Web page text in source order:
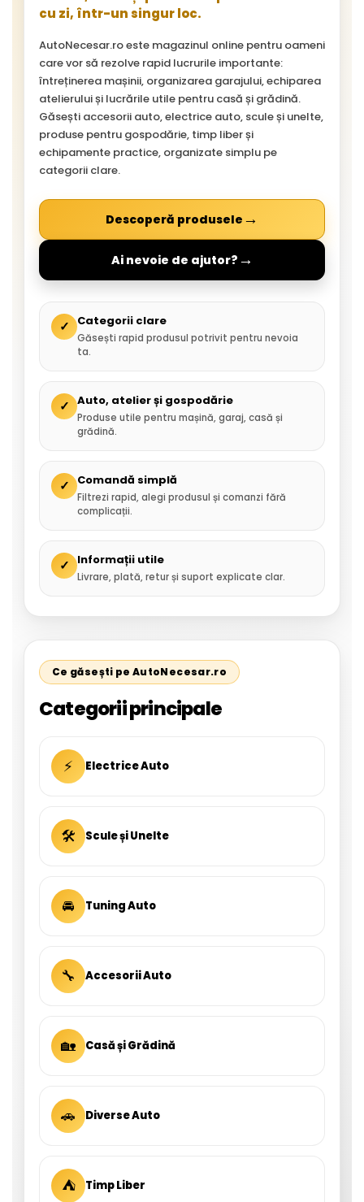
cu zi, într-un singur loc.
AutoNecesar.ro este magazinul online pentru oameni
care vor să rezolve rapid lucrurile importante:
întreținerea mașinii, organizarea garajului, echiparea
atelierului și lucrările utile pentru casă și grădină.
Găsești accesorii auto, electrice auto, scule și unelte,
produse pentru gospodărie, timp liber și
echipamente practice, organizate simplu pe
categorii clare.
Descoperă produsele →
Ai nevoie de ajutor? →
✓ Categorii clare
Găsești rapid produsul potrivit pentru nevoia
ta.
✓ Auto, atelier și gospodărie
Produse utile pentru mașină, garaj, casă și
grădină.
✓ Comandă simplă
Filtrezi rapid, alegi produsul și comanzi fără
complicații.
✓ Informații utile
Livrare, plată, retur și suport explicate clar.
Ce găsești pe AutoNecesar.ro
Categorii principale
⚡ Electrice Auto
🛠 Scule și Unelte
🚘 Tuning Auto
🔧 Accesorii Auto
🏡 Casă și Grădină
🚗 Diverse Auto
⛺ Timp Liber